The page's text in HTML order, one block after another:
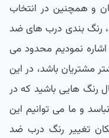
و همچنین در انتخاب
رنگ بندی درب های ضد
نمودیم محدود می
مشتریان باشد، در این
رنگ هایی باشید که در
و ما می توانیم این
تغییر رنگ درب ضد